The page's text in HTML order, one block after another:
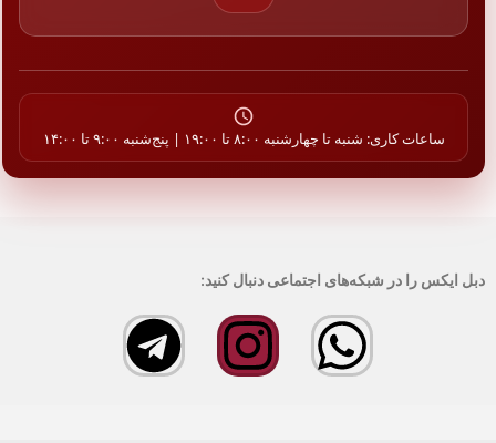
ساعات کاری: شنبه تا چهارشنبه ۸:۰۰ تا ۱۹:۰۰ | پنج‌شنبه ۹:۰۰ تا ۱۴:۰۰
دبل ایکس را در شبکه‌های اجتماعی دنبال کنید: